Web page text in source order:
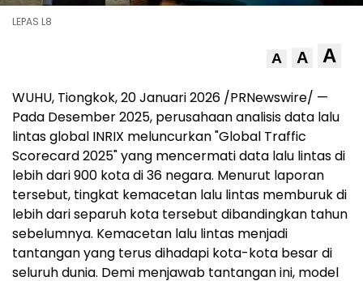
LEPAS L8
A A A
WUHU, Tiongkok,20 Januari 2026 /PRNewswire/ —
Pada Desember 2025, perusahaan analisis data lalu
lintas global INRIX meluncurkan "Global Traffic
Scorecard 2025" yang mencermati data lalu lintas di
lebih dari 900 kota di 36 negara. Menurut laporan
tersebut, tingkat kemacetan lalu lintas memburuk di
lebih dari separuh kota tersebut dibandingkan tahun
sebelumnya. Kemacetan lalu lintas menjadi
tantangan yang terus dihadapi kota-kota besar di
seluruh dunia. Demi menjawab tantangan ini, model